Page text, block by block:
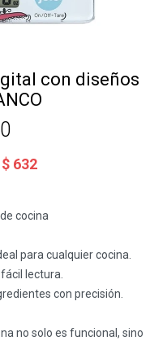
con diseños
$ 632
cocina
para cualquier cocina.
lectura.
con precisión.
no solo es funcional, sino